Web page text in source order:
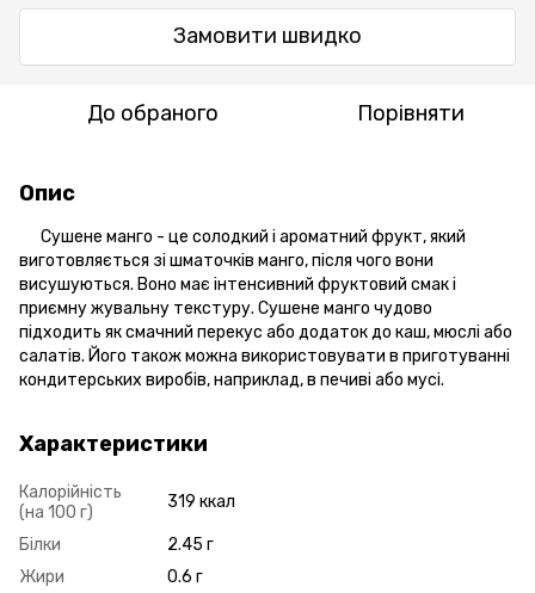
Замовити швидко
До обраного Порівняти
Опис
Сушене манго - це солодкий і ароматний фрукт, який
виготовляється зі шматочків манго, після чого вони
висушуються. Воно має інтенсивний фруктовий смак і
приємну жувальну текстуру. Сушене манго чудово
підходить як смачний перекус або додаток до каш, мюслі або
салатів. Його також можна використовувати в приготуванні
кондитерських виробів, наприклад, в печиві або мусі.
Характеристики
Калорійність
(на 100 г)
319 ккал
Білки
2.45 г
Жири
0.6 г